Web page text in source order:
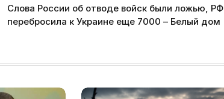
Слова России об отводе войск были ложью, РФ
перебросила к Украине еще 7000 – Белый дом